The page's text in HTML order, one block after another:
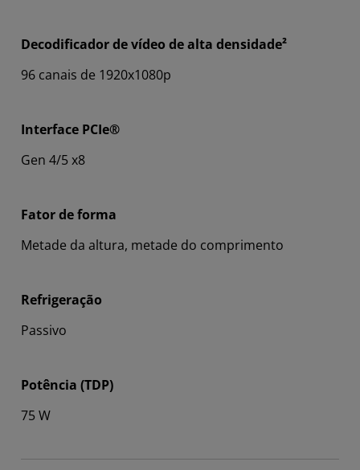
Decodificador de vídeo de alta densidade²
96 canais de 1920x1080p
Interface PCIe®
Gen 4/5 x8
Fator de forma
Metade da altura, metade do comprimento
Refrigeração
Passivo
Potência (TDP)
75 W